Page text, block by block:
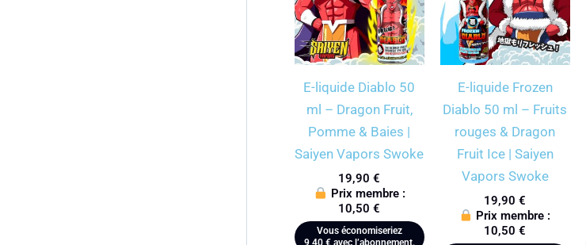
E-liquide Diablo 50
ml – Dragon Fruit,
Pomme & Baies |
Saiyen Vapors Swoke
19,90€
Prix membre :
10,50€
Vous économiseriez
E-liquide Frozen
Diablo 50 ml – Fruits
rouges & Dragon
Fruit Ice | Saiyen
Vapors Swoke
19,90€
Prix membre :
10,50€